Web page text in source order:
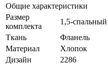
Общие характеристики
Размер
комплекта
1,5-спальный
Ткань
Фланель
Материал
Хлопок
Дизайн
2286